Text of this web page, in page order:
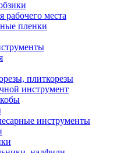
рабочего места
пленки
плиткорезы
инструмент
инструменты